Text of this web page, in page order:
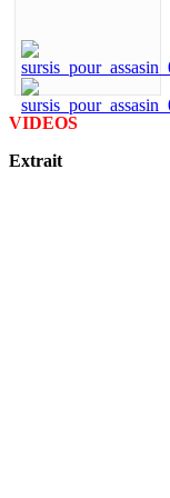
VIDEOS
Extrait